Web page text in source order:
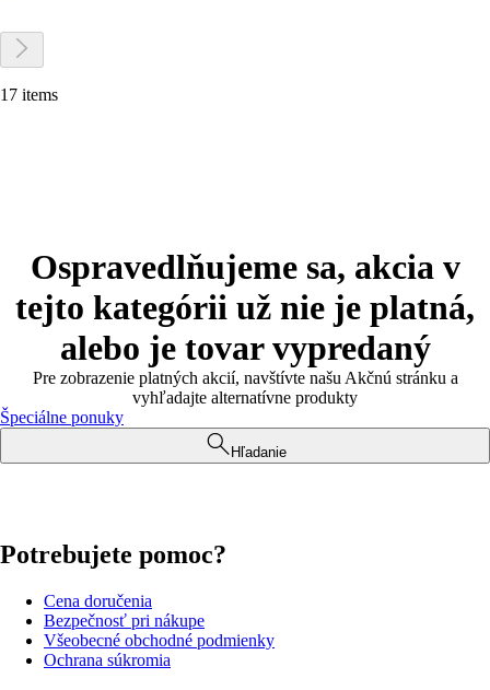
17 items
Ospravedlňujeme sa, akcia v
tejto kategórii už nie je platná,
alebo je tovar vypredaný
Pre zobrazenie platných akcií, navštívte našu Akčnú stránku a
vyhľadajte alternatívne produkty
Špeciálne ponuky
Hľadanie
Potrebujete pomoc?
Cena doručenia
Bezpečnosť pri nákupe
Všeobecné obchodné podmienky
Ochrana súkromia